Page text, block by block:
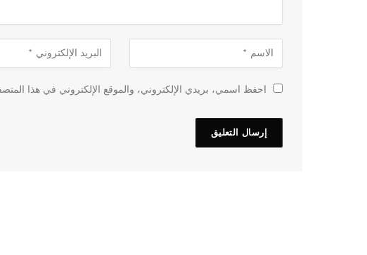
احفظ اسمي، بريدي الإلكتروني، والموقع الإلكتروني في هذا